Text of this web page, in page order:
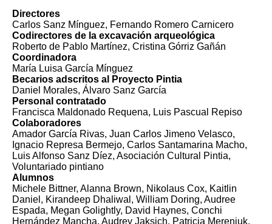
Directores
Carlos Sanz Mínguez, Fernando Romero Carnicero
Codirectores de la excavación arqueológica
Roberto de Pablo Martínez, Cristina Górriz Gañán
Coordinadora
María Luisa García Mínguez
Becarios adscritos al Proyecto Pintia
Daniel Morales, Álvaro Sanz García
Personal contratado
Francisca Maldonado Requena, Luis Pascual Repiso
Colaboradores
Amador García Rivas, Juan Carlos Jimeno Velasco,
Ignacio Represa Bermejo, Carlos Santamarina Macho,
Luis Alfonso Sanz Díez, Asociación Cultural Pintia,
Voluntariado pintiano
Alumnos
Michele Bittner, Alanna Brown, Nikolaus Cox, Kaitlin
Daniel, Kirandeep Dhaliwal, William Doring, Audree
Espada, Megan Golightly, David Haynes, Conchi
Hernández Mancha, Audrey Jaksich, Patricia Mereniuk,